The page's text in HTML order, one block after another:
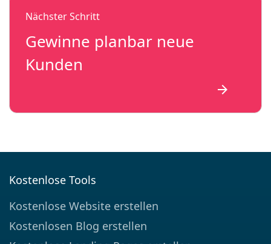
Nächster Schritt
Gewinne planbar neue
Kunden
arrow_forward
Kostenlose Tools
Kostenlose Website erstellen
Kostenlosen Blog erstellen